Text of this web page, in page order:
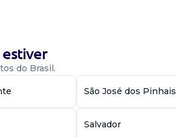
Requisitos:
infantil.
em equ...
do Brasil.
São José dos Pinhais
Salvador